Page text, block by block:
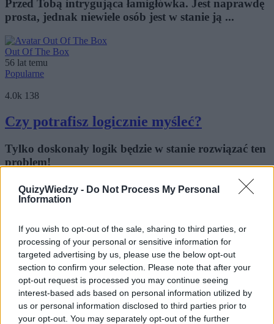
QuizyWiedzy - Do Not Process My Personal
Information
If you wish to opt-out of the sale, sharing to third parties, or
processing of your personal or sensitive information for
targeted advertising by us, please use the below opt-out
section to confirm your selection. Please note that after your
opt-out request is processed you may continue seeing
interest-based ads based on personal information utilized by
us or personal information disclosed to third parties prior to
your opt-out. You may separately opt-out of the further
Przed Tobą intrygująca łamigłówka. Jest naprawdę
prosta, jednak niewiele osób jest w stanie ją ...
Out Of The Box
56 lat temu
Popularne
4.0k 138
Czy potrafisz logicznie myśleć?
Tylko doskonały logik będzie w stanie rozwiązać ten
problem!
Mentalista
5.4k 264
Najkrótszy test na inteligencję!
Przed Tobą tylko 1 pytanie. Odpowiedz na nie w
czasie poniżej minuty!